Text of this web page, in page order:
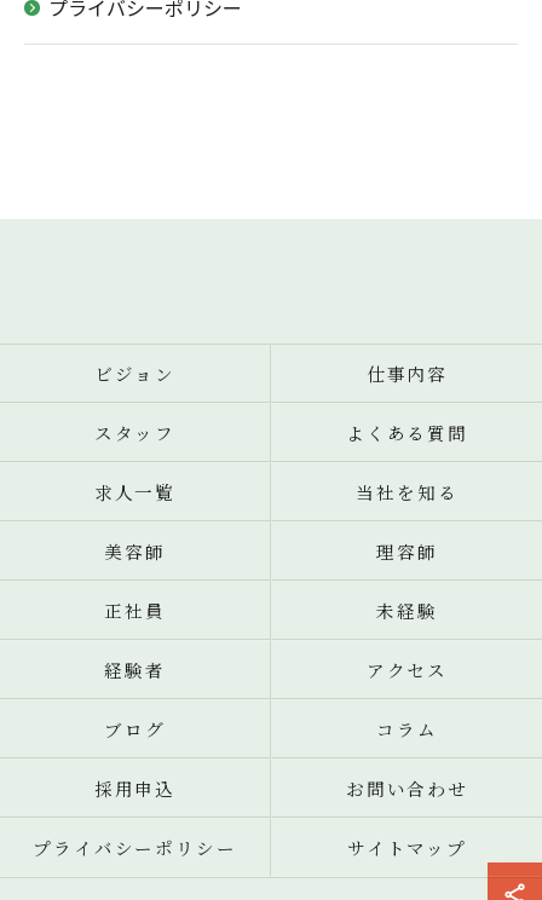
プライバシーポリシー
ビジョン 仕事内容
スタッフ よくある質問
求人一覧 当社を知る
美容師 理容師
正社員 未経験
経験者 アクセス
ブログ コラム
採用申込 お問い合わせ
プライバシーポリシー サイトマップ